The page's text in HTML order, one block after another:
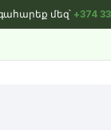
մեզ՝ +374